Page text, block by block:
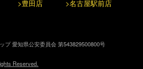
>豊田店 >名古屋駅前店
プ 愛知県公安委員会 第543829500800号
Reserved.